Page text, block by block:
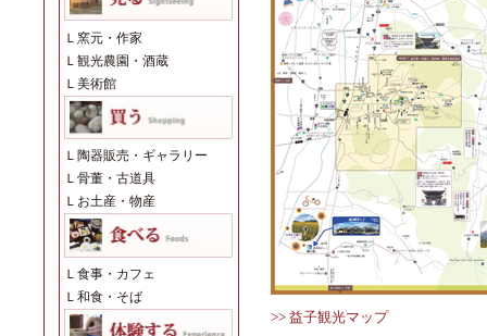
Ｌ 窯元・作家
Ｌ 観光農園・酒蔵
Ｌ 美術館
Ｌ 陶器販売・ギャラリー
Ｌ 骨董・古道具
Ｌ お土産・物産
Ｌ 食事・カフェ
Ｌ 和食・そば
>> 益子観光マップ